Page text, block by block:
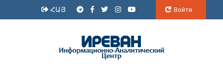
ՀԱՅ Войти